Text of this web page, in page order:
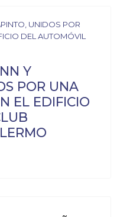
Y
POR UNA
EL EDIFICIO